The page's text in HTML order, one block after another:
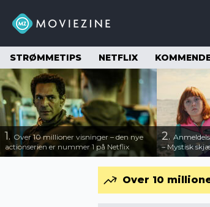
STRØMMETIPS NETFLIX
1. Over 10 millioner visninger – den nye
actionserien er nummer 1 på Netflix
2.
– Mystisk
Over 10